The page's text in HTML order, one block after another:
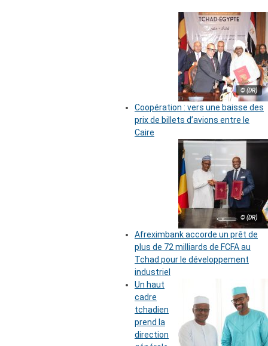
© (DR)
Coopération : vers une baisse des
prix de billets d’avions entre le
Caire
© (DR)
Afreximbank accorde un prêt de
plus de 72 milliards de FCFA au
Tchad pour le développement
industriel
Un haut
cadre
tchadien
prend la
direction